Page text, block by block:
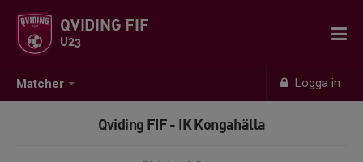
Matcher Logga in
QVIDING FIF
U23
Qviding FIF - IK Kongahälla